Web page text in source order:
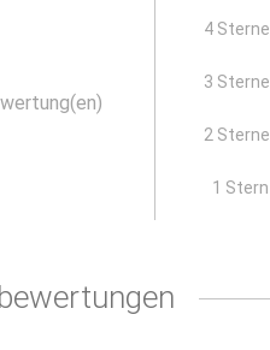
4 Sterne
3 Sterne
2 Sterne
1 Stern